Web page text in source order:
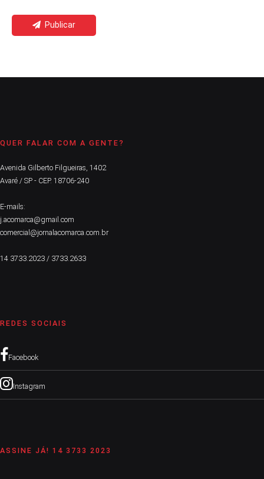
Publicar
QUER FALAR COM A GENTE?
Avenida Gilberto Filgueiras, 1402
Avaré / SP - CEP. 18706-240
E-mails:
j.acomarca@gmail.com
comercial@jornalacomarca.com.br
14 3733.2023 / 3733.2633
REDES SOCIAIS
Facebook
Instagram
ASSINE JÁ! 14 3733 2023